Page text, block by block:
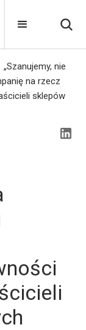
„Szanujemy, nie
na rzecz
sklepów